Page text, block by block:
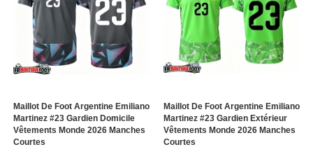
Maillot De Foot Argentine Emiliano
Martinez #23 Gardien Domicile
Vêtements Monde 2026 Manches
Courtes
Maillot De Foot Argentine Emiliano
Martinez #23 Gardien Extérieur
Vêtements Monde 2026 Manches
Courtes